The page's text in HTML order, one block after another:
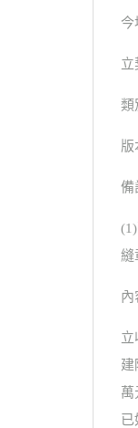
今
立
類
版
備
縫
內
立
建
萬